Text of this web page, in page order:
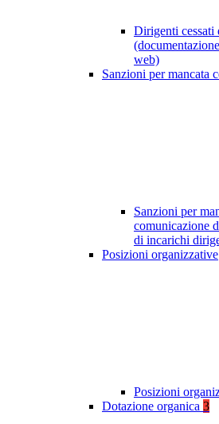
Dirigenti cessati
web)
Sanzioni per mancata
Sanzioni per
comunicazione
di incarichi
Posizioni organizzative
Posizioni
Dotazione organica 3